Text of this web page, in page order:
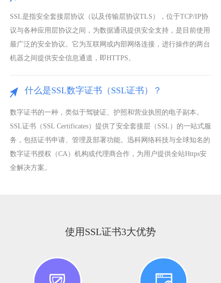
SSL是指安全套接层协议（以及传输层协议TLS），位于TCP/IP协
议与各种应用层协议之间，为数据通讯提供安全支持，是目前使用
最广泛的安全协议。它为互联网或内部网络连接，进行操作的两台
机器之间提供安全信息通道，即HTTPS。
什么是SSL数字证书（SSL证书）？
数字证书的一种，类似于驾驶证、护照和营业执照的电子副本。
SSL证书（SSL Certificates）提供了安全套接层（SSL）的一站式服
务，包括证书申请、管理及部署功能。迅科网络科技与全球知名的
数字证书授权（CA）机构或代理商合作，为用户提供全站Https安
全解决方案。
使用SSL证书3大优势